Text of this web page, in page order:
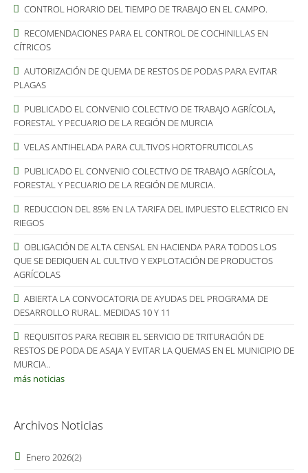
CONTROL HORARIO DEL TIEMPO DE TRABAJO EN EL CAMPO.
RECOMENDACIONES PARA EL CONTROL DE COCHINILLAS EN
CÍTRICOS
AUTORIZACIÓN DE QUEMA DE RESTOS DE PODAS PARA EVITAR
PLAGAS
PUBLICADO EL CONVENIO COLECTIVO DE TRABAJO AGRÍCOLA,
FORESTAL Y PECUARIO DE LA REGIÓN DE MURCIA
VELAS ANTIHELADA PARA CULTIVOS HORTOFRUTICOLAS
PUBLICADO EL CONVENIO COLECTIVO DE TRABAJO AGRÍCOLA,
FORESTAL Y PECUARIO DE LA REGIÓN DE MURCIA.
REDUCCION DEL 85% EN LA TARIFA DEL IMPUESTO ELECTRICO EN
RIEGOS
OBLIGACIÓN DE ALTA CENSAL EN HACIENDA PARA TODOS LOS
QUE SE DEDIQUEN AL CULTIVO Y EXPLOTACIÓN DE PRODUCTOS
AGRÍCOLAS
ABIERTA LA CONVOCATORIA DE AYUDAS DEL PROGRAMA DE
DESARROLLO RURAL. MEDIDAS 10 Y 11
REQUISITOS PARA RECIBIR EL SERVICIO DE TRITURACIÓN DE
RESTOS DE PODA DE ASAJA Y EVITAR LA QUEMAS EN EL MUNICIPIO DE
MURCIA..
más noticias
Archivos Noticias
Enero 2026(2)
Páginas